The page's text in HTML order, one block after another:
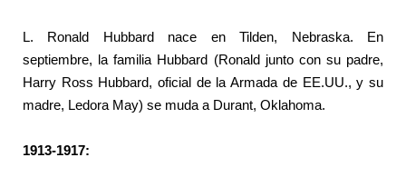
L. Ronald Hubbard nace en Tilden, Nebraska. En
septiembre, la familia Hubbard (Ronald junto con su padre,
Harry Ross Hubbard, oficial de la Armada de EE.UU., y su
madre, Ledora May) se muda a Durant, Oklahoma.
1913-1917: